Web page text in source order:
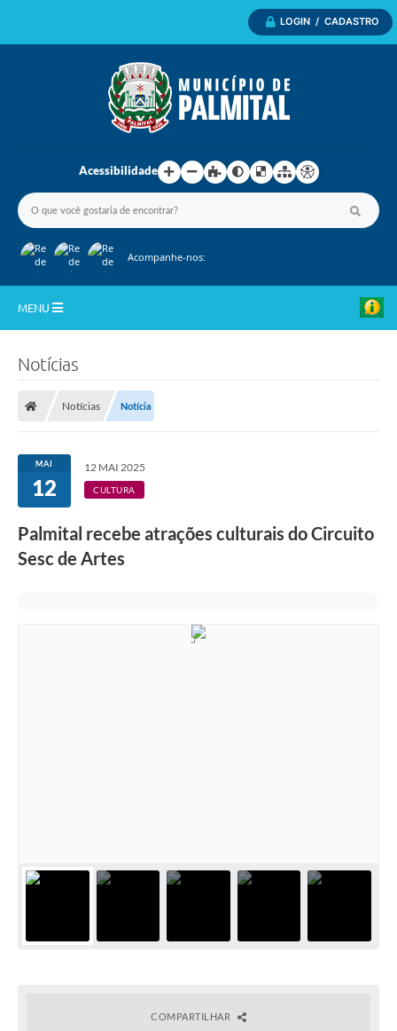
LOGIN / CADASTRO
Acessibilidade
Acompanhe-nos:
MENU
Departamentos
Câmara Municipal
Contato
Notícias
Notícias Notícia
MAI
12
12 MAI 2025
CULTURA
Palmital recebe atrações culturais do Circuito
Sesc de Artes
COMPARTILHAR